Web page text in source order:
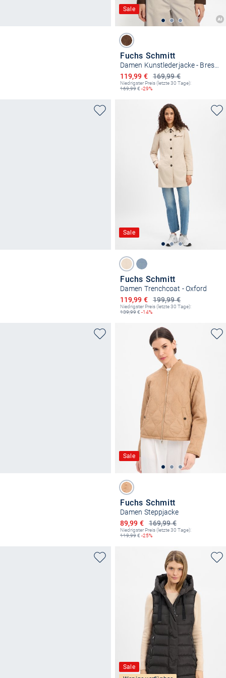
Sale
Fuchs Schmitt
Damen Kunstlederjacke - Brescia
169,99 €
Ermäßigter Preis
119,99 €
Niedrigster Preis (letzte 30 Tage):
169,99€ -29%
Sale
Fuchs Schmitt
Damen Trenchcoat - Oxford
199,99 €
Ermäßigter Preis
119,99 €
Niedrigster Preis (letzte 30 Tage):
139,99€ -14%
Sale
Fuchs Schmitt
Damen Steppjacke
169,99 €
Ermäßigter Preis
89,99 €
Niedrigster Preis (letzte 30 Tage):
119,99€ -25%
Sale